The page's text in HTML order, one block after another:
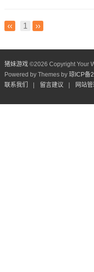
‹‹ 1 ››
猪妹游戏©2026 Copyright Your
Powered by Themes by 琼ICP备
联系我们
留言建议 网站